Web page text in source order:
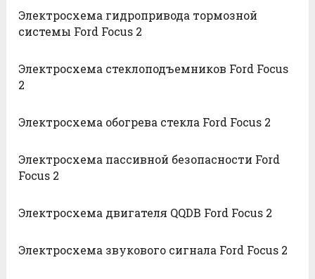
Электросхема гидропривода тормозной
системы Ford Focus 2
Электросхема стеклоподъемников Ford Focus
2
Электросхема обогрева стекла Ford Focus 2
Электросхема пассивной безопасности Ford
Focus 2
Электросхема двигателя QQDB Ford Focus 2
Электросхема звукового сигнала Ford Focus 2